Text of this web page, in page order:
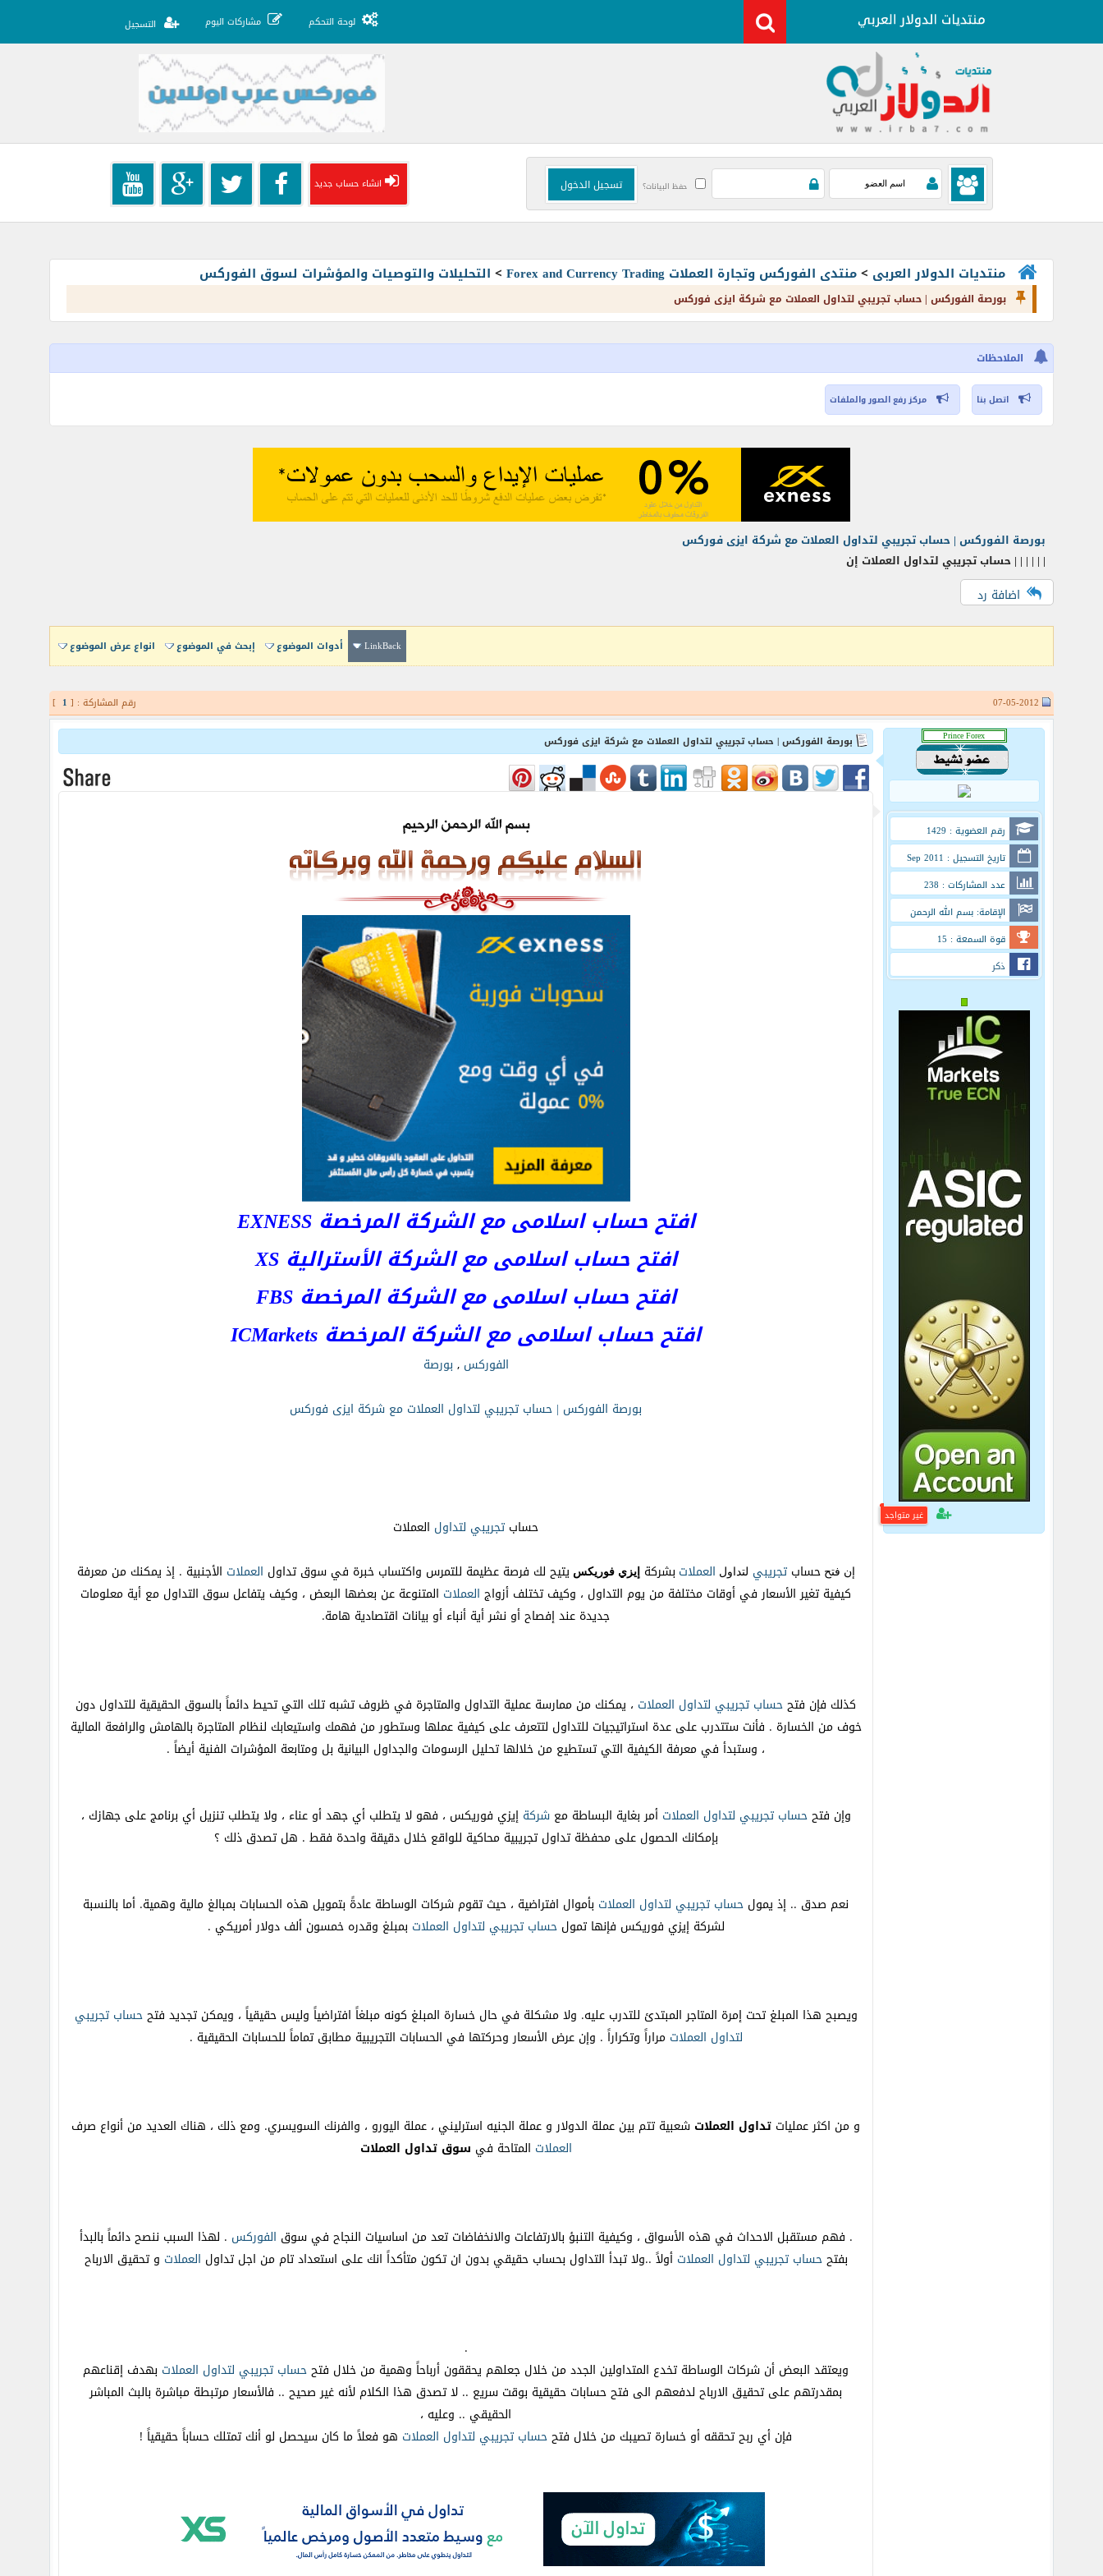
لوحة التحكم مشاركات اليوم التسجيل
حفظ البيانات؟ انشاء حساب جديد
منتديات الدولار العربى >منتدى الفوركس وتجارة العملات Forex and Currency Trading > التحليلات والتوصيات والمؤشرات لسوق الفوركس
بورصة الفوركس | حساب تجريبي لتداول العملات مع شركة ايزى فوركس
الملاحظات
اتصل بنا مركز رفع الصور والملفات
بورصة الفوركس | حساب تجريبي لتداول العملات مع شركة ايزى فوركس
| | | | | | حساب تجريبي لتداول العملات إن
اضافة رد
LinkBack أدوات الموضوع إبحث في الموضوع انواع عرض الموضوع
رقم المشاركة : [ 1
]
رقم العضوية : 1429
تاريخ التسجيل : Sep 2011
عدد المشاركات : 238
الإقامة: بسم الله الرحمن
الرحيم
قوة السمعة : 15
ذكر
غير متواجد
بورصة الفوركس | حساب تجريبي لتداول العملات مع شركة ايزى فوركس
افتح حساب اسلامى مع الشركة المرخصة EXNESS
افتح حساب اسلامى مع الشركة الأسترالية XS
افتح حساب اسلامى مع الشركة المرخصة FBS
افتح حساب اسلامى مع الشركة المرخصة ICMarkets
الفوركس , بورصة
بورصة الفوركس | حساب تجريبي لتداول العملات مع شركة ايزى فوركس
حساب تجريبي لتداول العملات
إن فتح حسابتجريبي لتداول العملات بشركة إيزي فوريكس يتيح لك فرصة عظيمة للتمرس واكتساب خبرة في سوق تداول العملات الأجنبية . إذ يمكنك من معرفة
كيفية تغير الأسعار في أوقات مختلفة من يوم التداول ، وكيف تختلف أزواج العملات المتنوعة عن بعضها البعض ، وكيف يتفاعل سوق التداول مع أية معلومات
جديدة عند إفصاح أو نشر أية أنباء أو بيانات اقتصادية هامة.
كذلك فإن فتححساب تجريبي لتداول العملات ، يمكنك من ممارسة عملية التداول والمتاجرة في ظروف تشبه تلك التي تحيط دائماً بالسوق الحقيقية للتداول دون
خوف من الخسارة . فأنت ستتدرب على عدة استراتيجيات للتداول لتتعرف على كيفية عملها وستطور من فهمك واستيعابك لنظام المتاجرة بالهامش والرافعة المالية
، وستبدأ في معرفة الكيفية التي تستطيع من خلالها تحليل الرسومات والجداول البيانية بل ومتابعة المؤشرات الفنية أيضاً .
وإن فتححساب تجريبي لتداول العملات أمر بغاية البساطة معشركة إيزي فوريكس ، فهو لا يتطلب أي جهد أو عناء ، ولا يتطلب تنزيل أي برنامج على جهازك ،
بإمكانك الحصول على محفظة تداول تجريبية محاكية للواقع خلال دقيقة واحدة فقط . هل تصدق ذلك ؟
نعم صدق .. إذ يمول حساب تجريبي لتداول العملات بأموال افتراضية ، حيث تقوم شركات الوساطة عادةً بتمويل هذه الحسابات بمبالغ مالية وهمية. أما بالنسبة
لشركة إيزي فوريكس فإنها تمولحساب تجريبي لتداول العملات بمبلغ وقدره خمسون ألف دولار أمريكي .
ويصبح هذا المبلغ تحت إمرة المتاجر المبتدئ للتدرب عليه. ولا مشكلة في حال خسارة المبلغ كونه مبلغاً افتراضياً وليس حقيقياً ، ويمكن تجديد فتححساب تجريبي
لتداول العملات مراراً وتكراراً . وإن عرض الأسعار وحركتها في الحسابات التجريبية مطابق تماماً للحسابات الحقيقية .
و من اكثر عمليات تداول العملات شعبية تتم بين عملة الدولار و عملة الجنيه استرليني ، عملة اليورو ، والفرنك السويسري. ومع ذلك ، هناك العديد من أنواع صرف
العملات المتاحة في سوق تداول العملات
. فهم مستقبل الاحداث في هذه الأسواق ، وكيفية التنبؤ بالارتفاعات والانخفاضات تعد من اساسيات النجاح في سوق الفوركس . لهذا السبب ننصح دائماً بالبدأ
بفتححساب تجريبي لتداول العملات أولاً ..ولا تبدأ التداول بحساب حقيقي بدون ان تكون متأكداً انك على استعداد تام من اجل تداول العملات و تحقيق الارباح
.
ويعتقد البعض أن شركات الوساطة تخدع المتداولين الجدد من خلال جعلهم يحققون أرباحاً وهمية من خلال فتححساب تجريبي لتداول العملات بهدف إقناعهم
بمقدرتهم على تحقيق الارباح لدفعهم الى فتح حسابات حقيقية بوقت سريع .. لا تصدق هذا الكلام لأنه غير صحيح .. فالأسعار مرتبطة مباشرة بالبث المباشر
الحقيقي .. وعليه ،
فإن أي ربح تحققه أو خسارة تصيبك من خلال فتححساب تجريبي لتداول العملات هو فعلاً ما كان سيحصل لو أنك تمتلك حساباً حقيقياً !